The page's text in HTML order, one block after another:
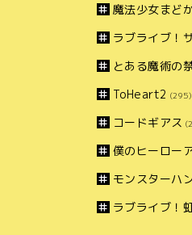
魔法少女まど
ラブライブ！
とある魔術の
ToHeart2 (295)
コードギアス
僕のヒーロー
モンスターハ
ラブライブ！